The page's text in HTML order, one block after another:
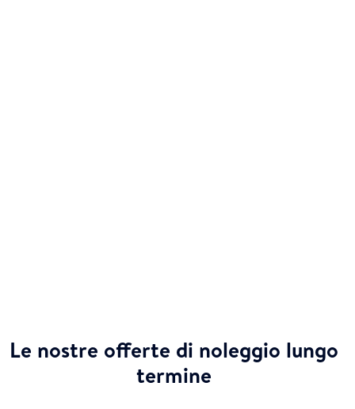
Le nostre offerte di noleggio lungo
termine